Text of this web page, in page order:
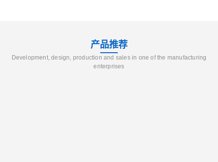
产品推荐
Development, design, production and sales in one of the manufacturing
enterprises